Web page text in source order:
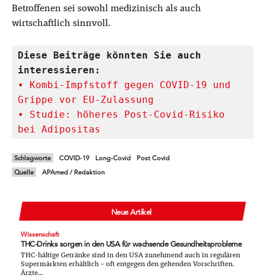
Betroffenen sei sowohl medizinisch als auch
wirtschaftlich sinnvoll.
Diese Beiträge könnten Sie auch
interessieren:
• Kombi-Impfstoff gegen COVID-19 und
• Studie: höheres Post-Covid-Risiko
bei Adipositas
Schlagworte COVID-19 Long-Covid
Post Covid
Quelle
APAmed / Redaktion
Neue Artikel
Wissenschaft
THC-Drinks sorgen in den USA für wachsende Gesundheitsprobleme
THC-hältige Getränke sind in den USA zunehmend auch in regulären
Supermärkten erhältlich – oft entgegen den geltenden Vorschriften.
Ärzte...